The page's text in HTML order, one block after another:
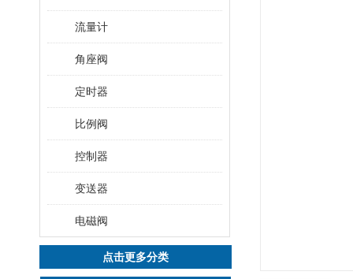
流量计
角座阀
定时器
比例阀
控制器
变送器
电磁阀
点击更多分类